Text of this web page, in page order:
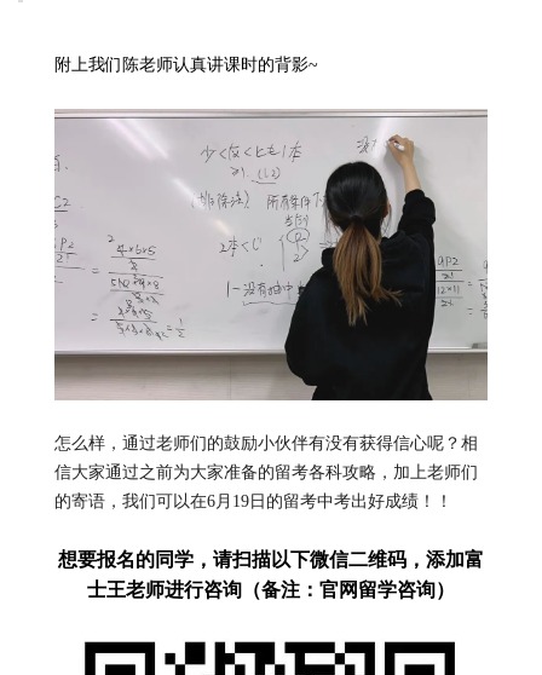
附上我们陈老师认真讲课时的背影~
怎么样，通过老师们的鼓励小伙伴有没有获得信心呢？相
信大家通过之前为大家准备的留考各科攻略，加上老师们
的寄语，我们可以在6月19日的留考中考出好成绩！！
想要报名的同学，请扫描以下微信二维码，添加富
士王老师进行咨询（备注：官网留学咨询）